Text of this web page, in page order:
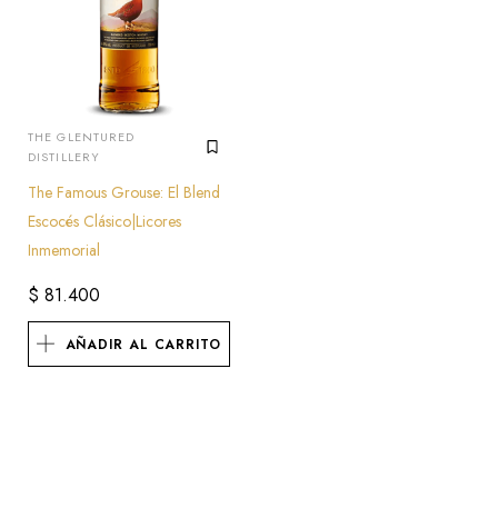
THE GLENTURED
DISTILLERY
The Famous Grouse: El Blend
Escocés Clásico|Licores
Inmemorial
$ 81.400
AÑADIR AL CARRITO